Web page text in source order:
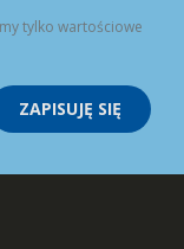
tylko wartościowe
ZAPISUJĘ SIĘ